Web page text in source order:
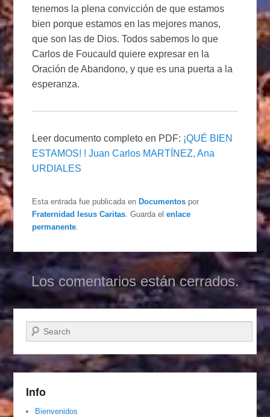
tenemos la plena convicción de que estamos
bien porque estamos en las mejores manos,
que son las de Dios. Todos sabemos lo que
Carlos de Foucauld quiere expresar en la
Oración de Abandono, y que es una puerta a la
esperanza.
Leer documento completo en PDF: ¡QUÉ BIEN
ESTAMOS! ! Juan Carlos MARTÍNEZ, Ana
URDIALES
Esta entrada fue publicada en Documentos por
Fraternidad Iesus Caritas. Guarda elenlace
permanente.
Los comentarios están cerrados.
Buscar
Info
Bienvenidos